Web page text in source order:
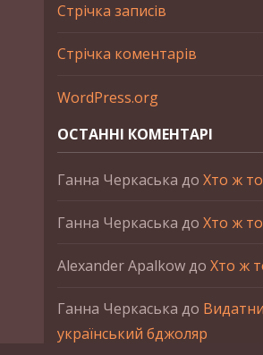
Стрічка записів
Стрічка коментарів
WordPress.org
ОСТАННІ КОМЕНТАРІ
Ганна Черкаська до Хто ж
Ганна Черкаська до Хто ж
Alexander Apalkowдо Хто ж
Ганна Черкаська до
український бджоляр